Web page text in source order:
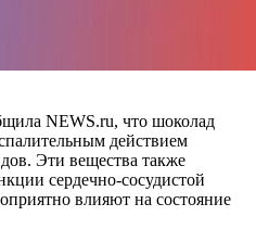
NEWS.ru, что шоколад
действием
Эти вещества также
сердечно-сосудистой
влияют на состояние